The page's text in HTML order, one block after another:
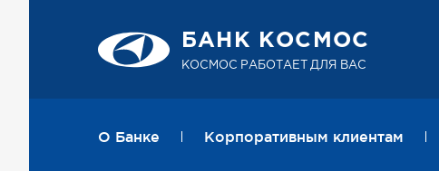
БАНК КОСМОС
КОСМОС РАБОТАЕТ ДЛЯ ВАС
О Банке Корпоративным клиентам